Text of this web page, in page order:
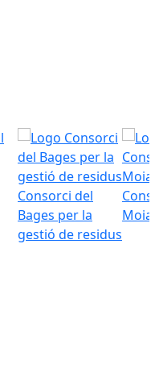
Consorci del
Bages per la
gestió de residus